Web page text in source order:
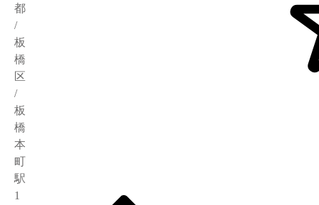
都
/
板
橋
区
/
板
橋
本
町
駅
1